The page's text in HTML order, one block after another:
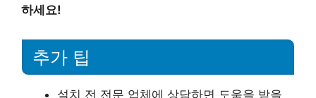
하세요!
추가 팁
설치 전 전문 업체에 상담하면 도움을 받을